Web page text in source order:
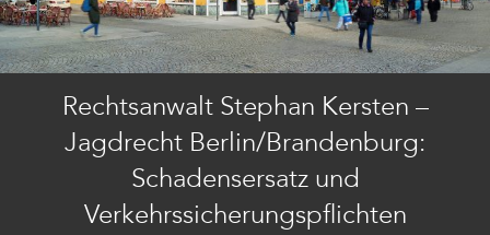
Rechtsanwalt Stephan Kersten –
Jagdrecht Berlin/Brandenburg:
Schadensersatz und
Verkehrssicherungspflichten